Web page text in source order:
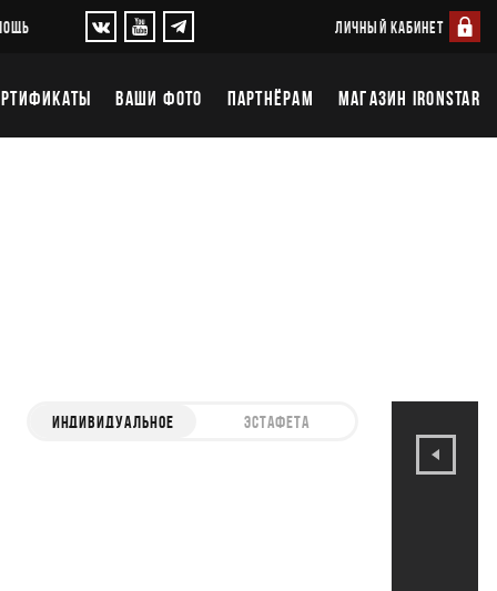
ЛИЧНЫЙ КАБИНЕТ
ВАШИ ФОТО ПАРТНЁРАМ МАГАЗИН IRONSTAR
ИНДИВИДУАЛЬНОЕ ЭСТАФЕТА